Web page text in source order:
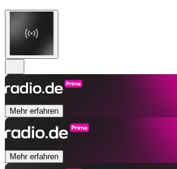
Mehr erfahren
Mehr erfahren